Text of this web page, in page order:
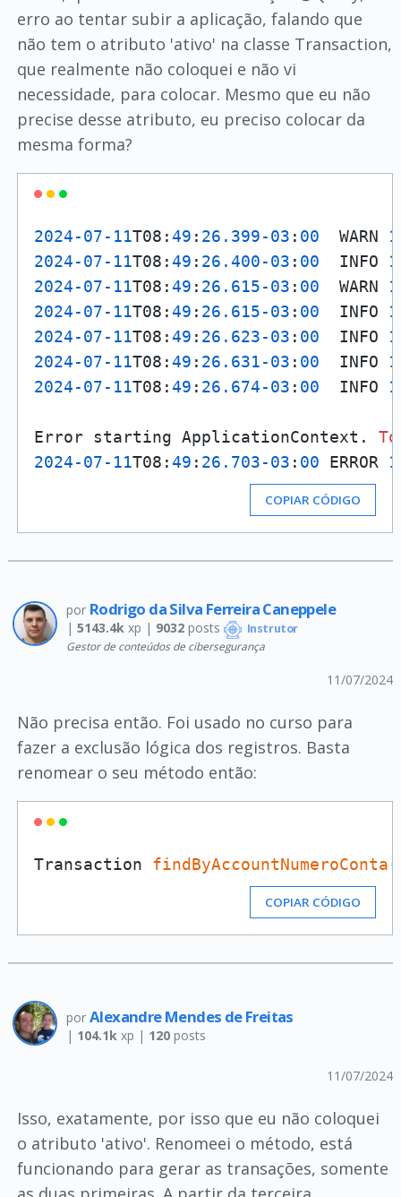
erro ao tentar subir a aplicação, falando que
não tem o atributo 'ativo' na classe Transaction,
que realmente não coloquei e não vi
necessidade, para colocar. Mesmo que eu não
precise desse atributo, eu preciso colocar da
mesma forma?
2024-07-11T08:49 : 26.399-03 : 00
  WARN
2024-07-11T08:49 : 26.400-03 : 00
  INFO
2024-07-11T08:49 : 26.615-03 : 00
  WARN
2024-07-11T08:49 : 26.615-03 : 00
  INFO
2024-07-11T08:49 : 26.623-03 : 00
  INFO
2024-07-11T08:49 : 26.631-03 : 00
  INFO
2024-07-11T08:49 : 26.674-03 : 00
  INFO
Error starting ApplicationContext. To
2024-07-11T08:49 : 26.703-03 : 00 ERROR
COPIAR CÓDIGO
por Rodrigo da Silva Ferreira Caneppele
| 5143.4kxp | 9032posts Instrutor
Gestor de conteúdos de cibersegurança
11/07/2024
Não precisa então. Foi usado no curso para
fazer a exclusão lógica dos registros. Basta
renomear o seu método então:
Transaction findByAccountNumeroConta
COPIAR CÓDIGO
por Alexandre Mendes de Freitas
| 104.1k xp | 120posts
11/07/2024
Isso, exatamente, por isso que eu não coloquei
o atributo 'ativo'. Renomeei o método, está
funcionando para gerar as transações, somente